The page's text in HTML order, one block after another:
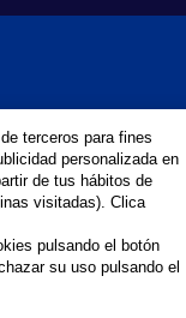
terceros para fines
personalizada en
de tus hábitos de
visitadas). Clica
pulsando el botón
su uso pulsando el